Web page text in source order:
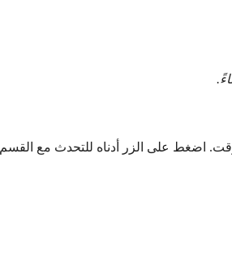
اضغط على الزر أدناه للتحدث مع القسم